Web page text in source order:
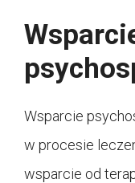
Wsparcie
w procesie
wsparcie od